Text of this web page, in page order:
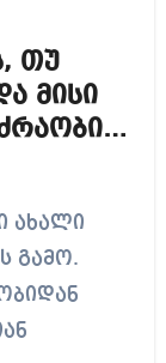
თუ
მისი
გამო.